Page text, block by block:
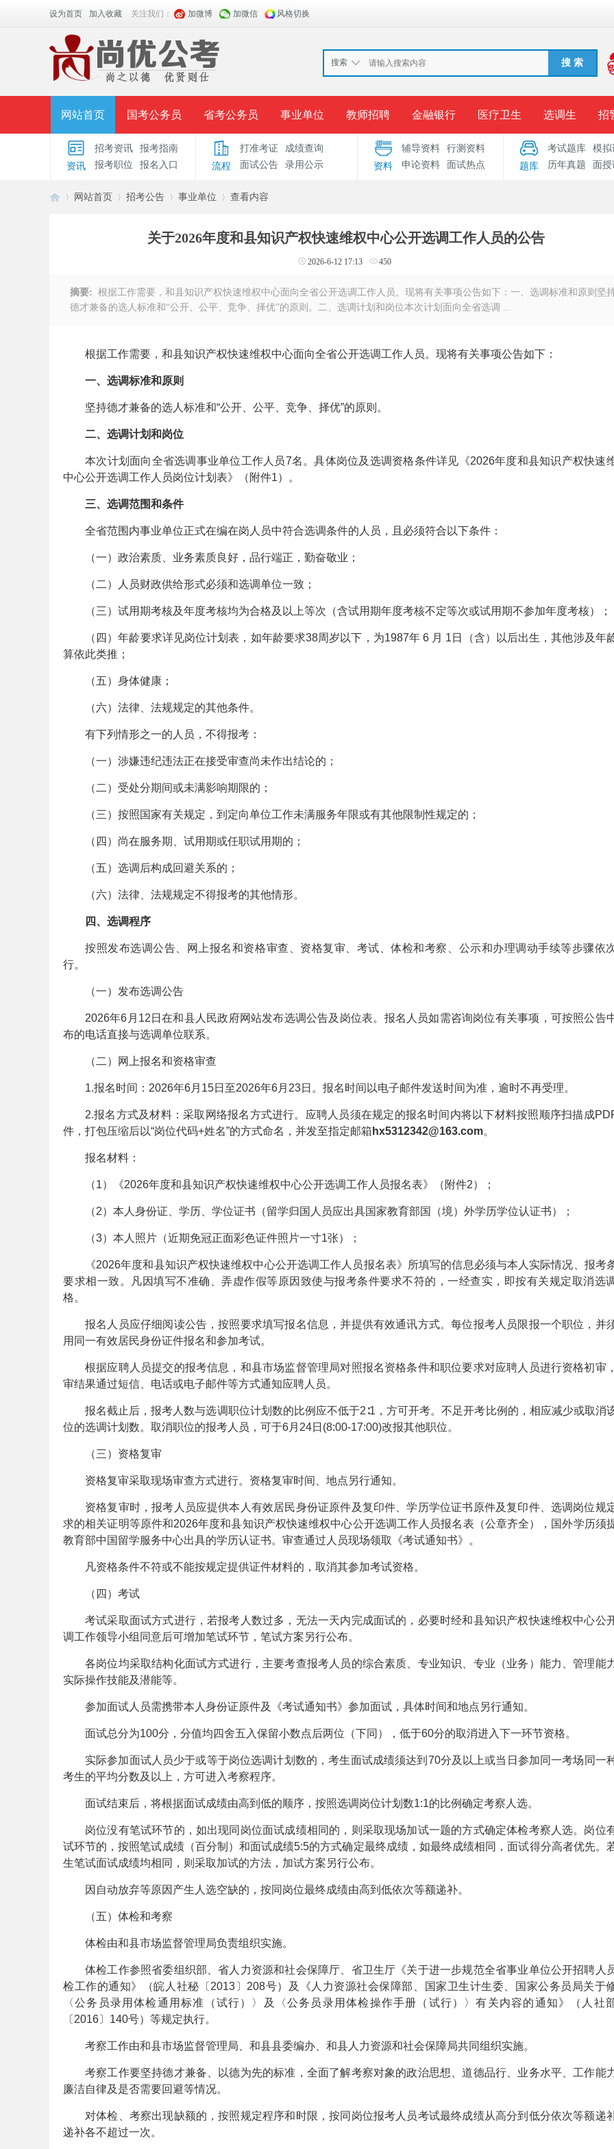
设为首页 加入收藏 关注我们： 加微博 加微信 风格切换
搜索 搜 索
网站首页 国考公务员 省考公务员 事业单位 教师招聘 金融银行 医疗卫生 选调生 招
面授课程 招考公告 面试公告 报考指导 准考证打印 成绩查询 录用公示 考
时政热点 视频课堂 名师团队 学员风采
资讯
招考资讯
报考指南
报考职位
报名入口 流程
打准考证
成绩查询
面试公告
录用公示 资料
辅导资料
行测资料
申论资料
面试热点 题库
考试题库
模拟
历年真题
面授
网站首页 招考公告 事业单位 查看内容
关于2026年度和县知识产权快速维权中心公开选调工作人员的公告
2026-6-12 17:13 450
摘要: 根据工作需要，和县知识产权快速维权中心面向全省公开选调工作人员。现将有关事项公告如下：一、选调标准和原则坚
德才兼备的选人标准和“公开、公平、竞争、择优”的原则。二、选调计划和岗位本次计划面向全省选调 ...
根据工作需要，和县知识产权快速维权中心面向全省公开选调工作人员。现将有关事项公告如下：
一、选调标准和原则
坚持德才兼备的选人标准和“公开、公平、竞争、择优”的原则。
二、选调计划和岗位
本次计划面向全省选调事业单位工作人员7名。具体岗位及选调资格条件详见《2026年度和县知识产权快速
中心公开选调工作人员岗位计划表》（附件1）。
三、选调范围和条件
全省范围内事业单位正式在编在岗人员中符合选调条件的人员，且必须符合以下条件：
（一）政治素质、业务素质良好，品行端正，勤奋敬业；
（二）人员财政供给形式必须和选调单位一致；
（三）试用期考核及年度考核均为合格及以上等次（含试用期年度考核不定等次或试用期不参加年度考核）；
（四）年龄要求详见岗位计划表，如年龄要求38周岁以下，为1987年 6 月 1日（含）以后出生，其他涉及年
算依此类推；
（五）身体健康；
（六）法律、法规规定的其他条件。
有下列情形之一的人员，不得报考：
（一）涉嫌违纪违法正在接受审查尚未作出结论的；
（二）受处分期间或未满影响期限的；
（三）按照国家有关规定，到定向单位工作未满服务年限或有其他限制性规定的；
（四）尚在服务期、试用期或任职试用期的；
（五）选调后构成回避关系的；
（六）法律、法规规定不得报考的其他情形。
四、选调程序
按照发布选调公告、网上报名和资格审查、资格复审、考试、体检和考察、公示和办理调动手续等步骤依
行。
（一）发布选调公告
2026年6月12日在和县人民政府网站发布选调公告及岗位表。报名人员如需咨询岗位有关事项，可按照公告
布的电话直接与选调单位联系。
（二）网上报名和资格审查
1.报名时间：2026年6月15日至2026年6月23日。报名时间以电子邮件发送时间为准，逾时不再受理。
2.报名方式及材料：采取网络报名方式进行。应聘人员须在规定的报名时间内将以下材料按照顺序扫描成
件，打包压缩后以“岗位代码+姓名”的方式命名，并发至指定邮箱 hx5312342@163.com。
报名材料：
（1）《2026年度和县知识产权快速维权中心公开选调工作人员报名表》（附件2）；
（2）本人身份证、学历、学位证书（留学归国人员应出具国家教育部国（境）外学历学位认证书）；
（3）本人照片（近期免冠正面彩色证件照片一寸1张）；
《2026年度和县知识产权快速维权中心公开选调工作人员报名表》所填写的信息必须与本人实际情况、报考
要求相一致。凡因填写不准确、弄虚作假等原因致使与报考条件要求不符的，一经查实，即按有关规定取消选
格。
报名人员应仔细阅读公告，按照要求填写报名信息，并提供有效通讯方式。每位报考人员限报一个职位，并
用同一有效居民身份证件报名和参加考试。
根据应聘人员提交的报考信息，和县市场监督管理局对照报名资格条件和职位要求对应聘人员进行资格初审
审结果通过短信、电话或电子邮件等方式通知应聘人员。
报名截止后，报考人数与选调职位计划数的比例应不低于2∶1，方可开考。不足开考比例的，相应减少或取消
位的选调计划数。取消职位的报考人员，可于6月24日(8:00-17:00)改报其他职位。
（三）资格复审
资格复审采取现场审查方式进行。资格复审时间、地点另行通知。
资格复审时，报考人员应提供本人有效居民身份证原件及复印件、学历学位证书原件及复印件、选调岗位规
求的相关证明等原件和2026年度和县知识产权快速维权中心公开选调工作人员报名表（公章齐全），国外学历须
教育部中国留学服务中心出具的学历认证书。审查通过人员现场领取《考试通知书》。
凡资格条件不符或不能按规定提供证件材料的，取消其参加考试资格。
（四）考试
考试采取面试方式进行，若报考人数过多，无法一天内完成面试的，必要时经和县知识产权快速维权中心公
调工作领导小组同意后可增加笔试环节，笔试方案另行公布。
各岗位均采取结构化面试方式进行，主要考查报考人员的综合素质、专业知识、专业（业务）能力、管理能力
实际操作技能及潜能等。
参加面试人员需携带本人身份证原件及《考试通知书》参加面试，具体时间和地点另行通知。
面试总分为100分，分值均四舍五入保留小数点后两位（下同），低于60分的取消进入下一环节资格。
实际参加面试人员少于或等于岗位选调计划数的，考生面试成绩须达到70分及以上或当日参加同一考场同一
考生的平均分数及以上，方可进入考察程序。
面试结束后，将根据面试成绩由高到低的顺序，按照选调岗位计划数1:1的比例确定考察人选。
岗位没有笔试环节的，如出现同岗位面试成绩相同的，则采取现场加试一题的方式确定体检考察人选。岗位
试环节的，按照笔试成绩（百分制）和面试成绩5:5的方式确定最终成绩，如最终成绩相同，面试得分高者优先。
生笔试面试成绩均相同，则采取加试的方法，加试方案另行公布。
因自动放弃等原因产生人选空缺的，按同岗位最终成绩由高到低依次等额递补。
（五）体检和考察
体检由和县市场监督管理局负责组织实施。
体检工作参照省委组织部、省人力资源和社会保障厅、省卫生厅《关于进一步规范全省事业单位公开招聘人
检工作的通知》（皖人社秘〔2013〕208号）及《人力资源社会保障部、国家卫生计生委、国家公务员局关于
〈公务员录用体检通用标准（试行）〉及〈公务员录用体检操作手册（试行）〉有关内容的通知》（人社
〔2016〕140号）等规定执行。
考察工作由和县市场监督管理局、和县县委编办、和县人力资源和社会保障局共同组织实施。
考察工作要坚持德才兼备、以德为先的标准，全面了解考察对象的政治思想、道德品行、业务水平、工作能力
廉洁自律及是否需要回避等情况。
对体检、考察出现缺额的，按照规定程序和时限，按同岗位报考人员考试最终成绩从高分到低分依次等额递
递补各不超过一次。